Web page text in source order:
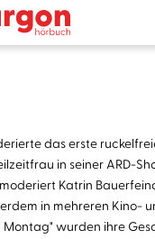
das erste
in seiner ARD-
Katrin
in mehreren
wurden ihre